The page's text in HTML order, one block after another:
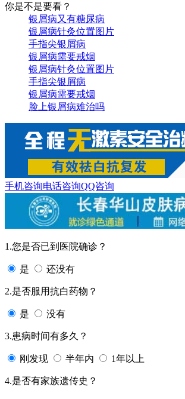
你是不是要看？
银屑病又有糖尿病
银屑病针灸位置图片
手指尖银屑病
银屑病需要戒烟
银屑病针灸位置图片
手指尖银屑病
银屑病需要戒烟
脸上银屑病难治吗
手机咨询电话咨询QQ咨询
1.您是否已到医院确诊？
是 还没有
2.是否服用抗白药物？
是 没有
3.患病时间有多久？
刚发现 半年内 1年以上
4.是否有家族遗传史？